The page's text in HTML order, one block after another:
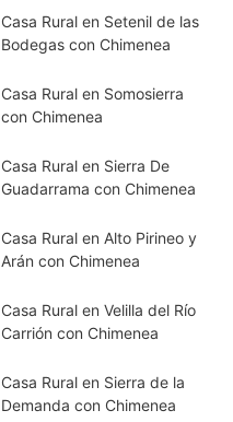
Casa Rural en Setenil de las
Bodegas con Chimenea
Casa Rural en Somosierra
con Chimenea
Casa Rural en Sierra De
Guadarrama con Chimenea
Casa Rural en Alto Pirineo y
Arán con Chimenea
Casa Rural en Velilla del Río
Carrión con Chimenea
Casa Rural en Sierra de la
Demanda con Chimenea